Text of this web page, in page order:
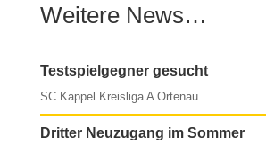
Weitere News…
Testspielgegner gesucht
SC Kappel Kreisliga A Ortenau
Dritter Neuzugang im Sommer